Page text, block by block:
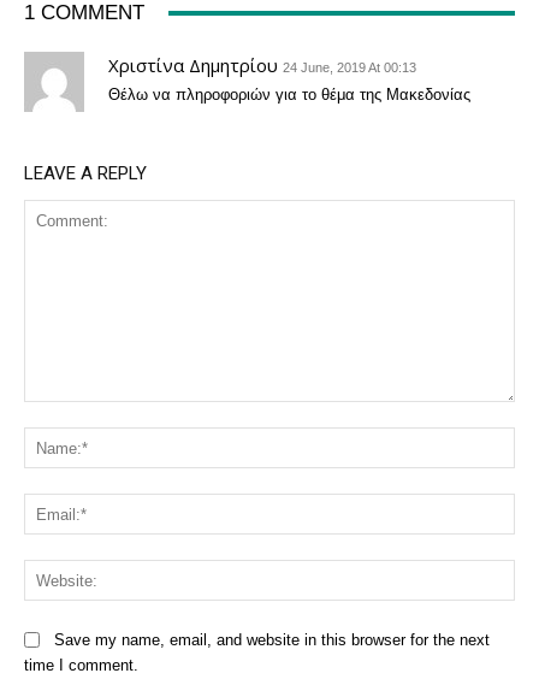
1 COMMENT
Χριστίνα Δημητρίου 24 June, 2019 At 00:13
Θέλω να πληροφοριών για το θέμα της Μακεδονίας
LEAVE A REPLY
Save my name, email, and website in this browser for the next
time I comment.